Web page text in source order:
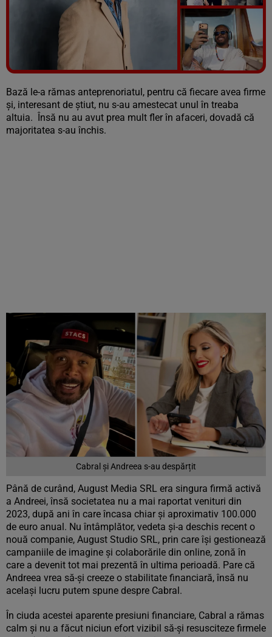
Vezi galeria foto
11 poze
Bază le-a rămas anteprenoriatul, pentru că fiecare avea firme
și, interesant de știut, nu s-au amestecat unul în treaba
altuia. Însă nu au avut prea mult fler în afaceri, dovadă că
majoritatea s-au închis.
Cabral și Andreea s-au despărțit
Până de curând, August Media SRL era singura firmă activă
a Andreei, însă societatea nu a mai raportat venituri din
2023, după ani în care încasa chiar și aproximativ 100.000
de euro anual. Nu întâmplător, vedeta și-a deschis recent o
nouă companie, August Studio SRL, prin care își gestionează
campaniile de imagine și colaborările din online, zonă în
care a devenit tot mai prezentă în ultima perioadă. Pare că
Andreea vrea să-și creeze o stabilitate financiară, însă nu
același lucru putem spune despre Cabral.
În ciuda acestei aparente presiuni financiare, Cabral a rămas
calm și nu a făcut niciun efort vizibil să-și resusciteze firmele